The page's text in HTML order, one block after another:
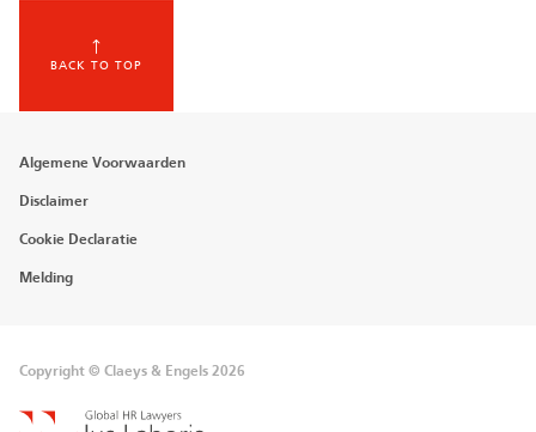
BACK TO TOP
Footer
menu
Algemene Voorwaarden
Disclaimer
Cookie Declaratie
Melding
Copyright © Claeys & Engels 2026